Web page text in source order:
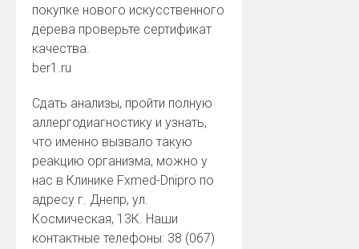
покупке нового искусственного
дерева проверьте сертификат
качества.
ber1.ru
Сдать анализы, пройти полную
аллергодиагностику и узнать,
что именно вызвало такую
реакцию организма, можно у
нас в Клинике Fxmed-Dnipro по
адресу г. Днепр, ул.
Космическая, 13К. Наши
контактные телефоны: 38 (067)